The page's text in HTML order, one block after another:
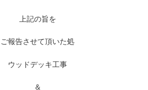
上記の旨を
ご報告させて頂いた処
ウッドデッキ工事
＆